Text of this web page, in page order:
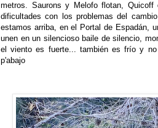
metros. Saurons y Melofo flotan,
dificultades con los problemas del
estamos arriba, en el Portal de Espadán,
unen en un silencioso baile de silencio,
el viento es fuerte... también es frío y
p'abajo